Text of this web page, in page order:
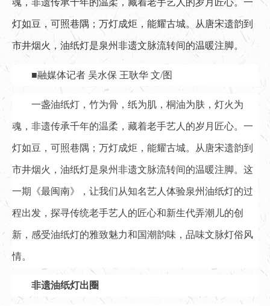
魂，非遗传承千年的温柔，藏着老手艺人的岁月匠心。一
灯如豆，可照巷隅；万灯成炬，能耀古城。从唐宋遗韵到
市井烟火，油纸灯是泉州非遗文脉流转间的温暖注脚。
■融媒体记者 吴水保 王耿华 文/图
一盏油纸灯，竹为骨，纸为肌，桐油为肤，灯火为
魂，非遗传承千年的温柔，藏着老手艺人的岁月匠心。一
灯如豆，可照巷隅；万灯成炬，能耀古城。从唐宋遗韵到
市井烟火，油纸灯是泉州非遗文脉流转间的温暖注脚。这
一期《最闽南》，让我们从知名艺人体验泉州油纸灯的过
程出发，探寻传统老手艺人的匠心和新生代弄潮儿的创
新，感受油纸灯的雅致魅力和国潮韵味，品味文脉灯俗风
情。
非遗油纸灯出圈